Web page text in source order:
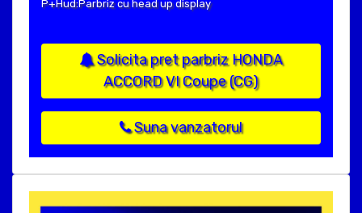
P+Hud:Parbriz cu head up display
Solicita pret parbriz HONDA
ACCORD VI Coupe (CG)
Suna vanzatorul